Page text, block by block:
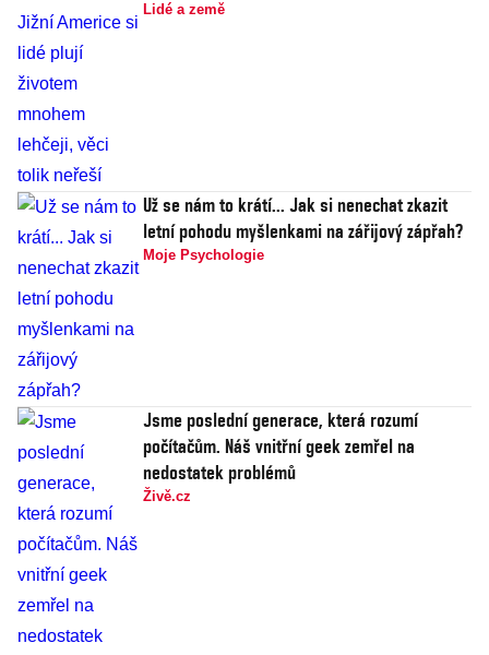
Lidé a země
Už se nám to krátí... Jak si nenechat zkazit
letní pohodu myšlenkami na zářijový zápřah?
Moje Psychologie
Jsme poslední generace, která rozumí
počítačům. Náš vnitřní geek zemřel na
nedostatek problémů
Živě.cz